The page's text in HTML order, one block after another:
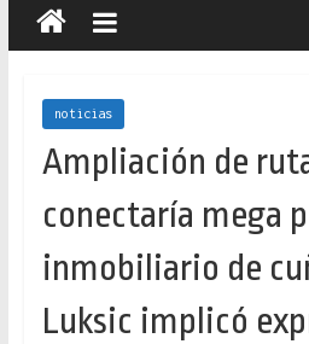
noticias
Ampliación de
conectaría mega
inmobiliario de
Luksic implicó